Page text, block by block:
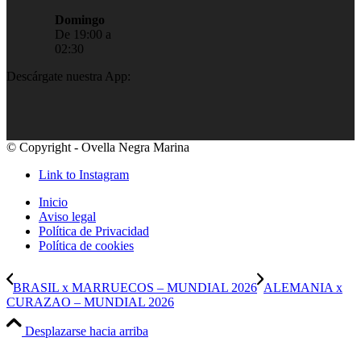
Domingo
De 19:00 a
02:30
Descárgate nuestra App:
© Copyright - Ovella Negra Marina
Link to Instagram
Inicio
Aviso legal
Política de Privacidad
Política de cookies
BRASIL x MARRUECOS – MUNDIAL 2026 ALEMANIA x
CURAZAO – MUNDIAL 2026
Desplazarse hacia arriba